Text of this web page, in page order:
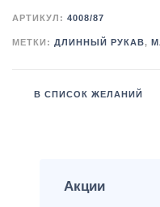
АРТИКУЛ: 4008/87
МЕТКИ: ДЛИННЫЙ РУКАВ,
В СПИСОК ЖЕЛАНИЙ
Акции